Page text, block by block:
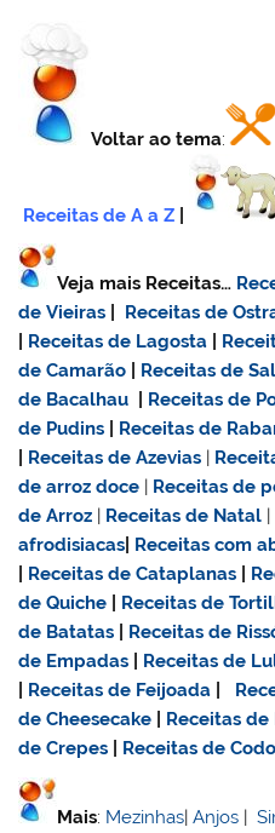
Voltar ao tema:
Receitas de A a Z
Veja mais Receitas…
de Vieiras
Receitas de
Receitas de Lagosta
de Camarão
Receitas de
de Bacalhau
Receitas de
de Pudins
Receitas de
Receitas de Azevias
dearroz doce Receitas de
de Arroz
Receitas de Natal
afrodisiacas
Receitas com
Receitas de Cataplanas
de Quiche
Receitas de
de Batatas
Receitas de
de Empadas
Receitas de
Receitas de Feijoada
de Cheesecake
Receitas
de Crepes
Receitas de
Mais: Mezinhas|Anjos |